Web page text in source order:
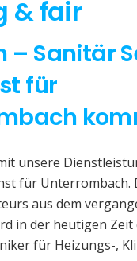
& fair
– Sanitär
für
unsere
für Unterrombach.
aus dem
in der heutigen Zeit
für Heizungs-,